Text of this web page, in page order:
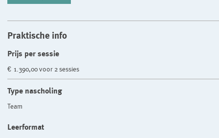
Praktische info
Prijs per sessie
€ 1.390,00 voor 2 sessies
Type nascholing
Team
Leerformat